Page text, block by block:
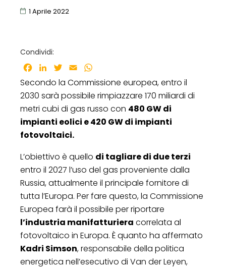
1 Aprile 2022
Condividi:
Facebook
LinkedInTwitter
Email
Secondo la Commissione europea, entro il
2030 sarà possibile rimpiazzare 170 miliardi di
metri cubi di gas russo con 480 GW di
impianti eolici e 420 GW di impianti
fotovoltaici.
L’obiettivo è quello di tagliare di due terzi
entro il 2027 l’uso del gas proveniente dalla
Russia, attualmente il principale fornitore di
tutta l’Europa. Per fare questo, la Commissione
Europea farà il possibile per riportare
l’industria manifatturiera correlata al
fotovoltaico in Europa. È quanto ha affermato
Kadri Simson, responsabile della politica
energetica nell’esecutivo di Van der Leyen,